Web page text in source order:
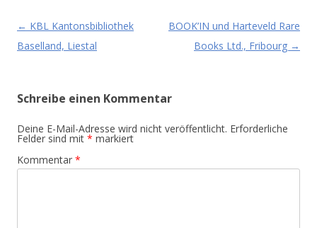
Post navigation
← KBL Kantonsbibliothek
Baselland, Liestal
BOOK’IN und Harteveld Rare
Books Ltd., Fribourg →
Schreibe einen Kommentar
Deine E-Mail-Adresse wird nicht veröffentlicht. Erforderliche
Felder sind mit * markiert
Kommentar *